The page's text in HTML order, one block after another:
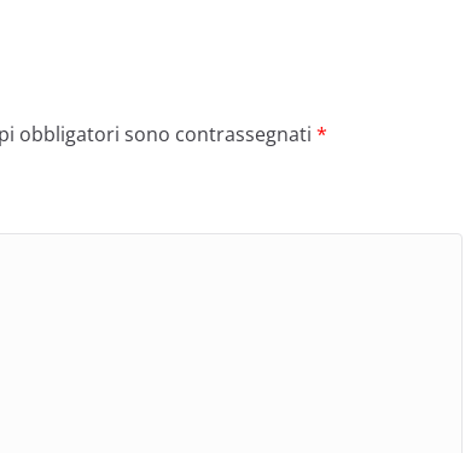
obbligatori sono contrassegnati *